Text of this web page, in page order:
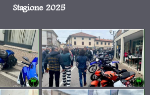
Stagione 2025